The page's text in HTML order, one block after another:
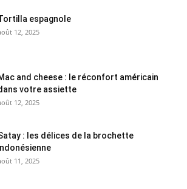
espagnole
12, 2025
and cheese : le réconfort américain
votre assiette
12, 2025
: les délices de la brochette
11, 2025